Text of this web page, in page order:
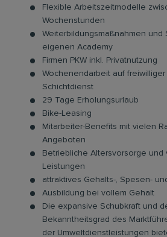
Flexible Arbeitszeitmodelle
Wochenstunden
Weiterbildungsmaßnahmen und
eigenen Academy
Firmen PKW inkl. Privatnutzung
Wochenendarbeit auf freiwilliger
Schichtdienst
29 Tage Erholungsurlaub
Bike-Leasing
Mitarbeiter-Benefits mit vielen
Angeboten
Betriebliche Altersvorsorge und
Leistungen
attraktives Gehalts-, Spesen-
Ausbildung bei vollem Gehalt
Die expansive Schubkraft und
Bekanntheitsgrad des
der Umweltdienstleistungen